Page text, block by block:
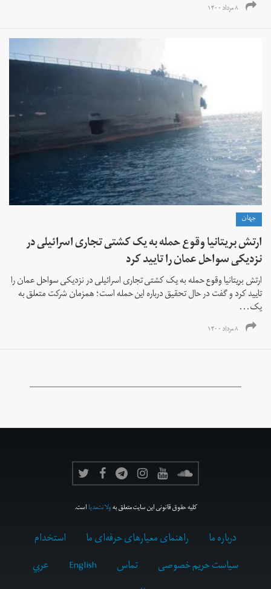
۸ مرداد ۱۴۰۰
جهان
ارتش بریتانیا وقوع حمله به یک کشتی تجاری اسرائیلی در
نزدیکی سواحل عمان را تایید کرد
ارتش بریتانیا وقوع حمله به یک کشتی تجاری اسرائیلی در نزدیکی سواحل عمان را
تایید کرد و گفت در حال تحقیق درباره این حمله است؛ همزمان شرکت متعلق به
یک...
۸ مرداد ۱۴۰۰
کلیه حقوق قانونی این سایت متعلق بهولانت‌مدیااست.
درباره ما راهنمای معیارهای حرفه‌ای ما
استخدام
سیاست حریم خصوصی
تماس English
عربي